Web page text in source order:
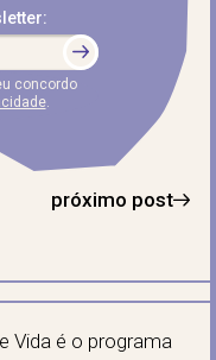
concordo
.
próximo post
Vida é o programa